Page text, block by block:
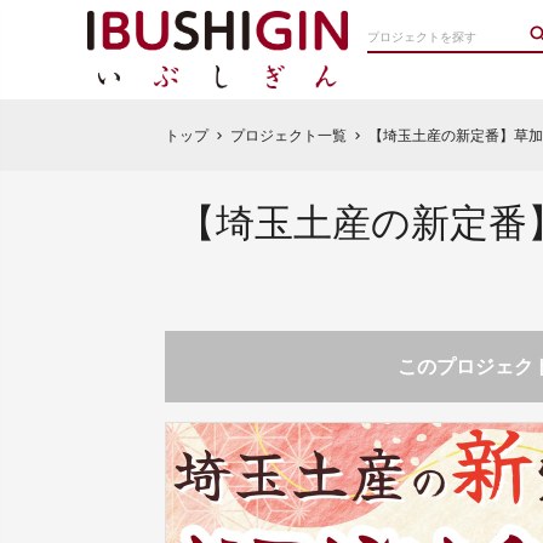
トップ chevron_right プロジェクト一覧 chevron_right 【埼玉土産の新定番】
【埼玉土産の新定
このプロジェク